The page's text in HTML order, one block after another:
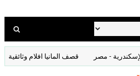
- مصر قصف المانيا افلام وثائقية تاريخية